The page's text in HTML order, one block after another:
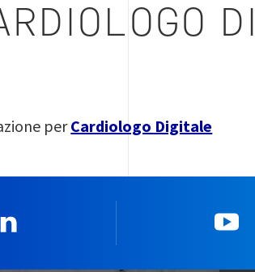
perCardiologo Digitale